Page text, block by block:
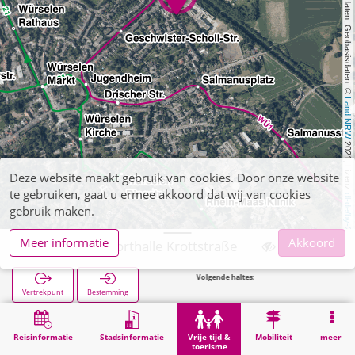
, Kartendaten, Geobasisdaten: ©
Land NRW
2021, Lizenz
dl-de/by-2-0
Reisinformatie Stadsinformatie
Vrije tijd &
toerisme
Mobiliteit meer
Würselen, Sporthalle Krottstraße
Vertrekpunt Bestemming
Vrije tijd & toerisme Würselen, Sporthalle Krottstraße
Deze website maakt gebruik van cookies. Door onze website
te gebruiken, gaat u ermee akkoord dat wij van cookies
gebruik maken.
Meer informatie
Akkoord